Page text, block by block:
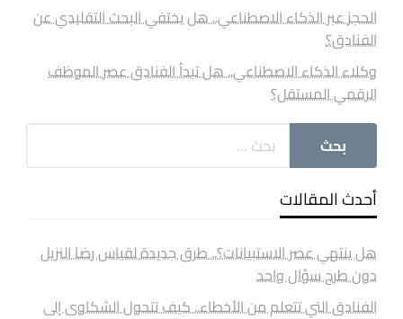
الحجز عبر الذكاء الاصطناعي.. هل يختفي البحث التقليدي عن
الفنادق؟
وكلاء الذكاء الاصطناعي.. هل تبدأ الفنادق عصر الموظف
الرقمي المستقل؟
أحدث المقالات
هل ينتهي عصر الاستبيانات؟.. طرق جديدة لقياس رضا النزيل
دون طرح سؤال واحد
الفنادق التي تتعلم من الأخطاء.. كيف تتحول الشكاوى إلى